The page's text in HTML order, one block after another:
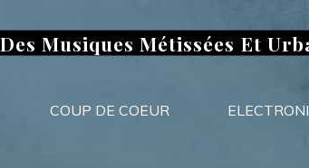
Musiques Métissées Et
COUP DE COEUR